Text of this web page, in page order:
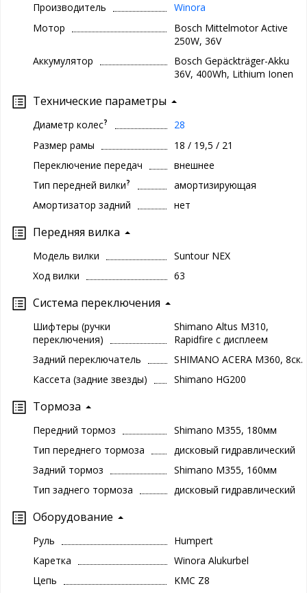
Производитель
Winora
Мотор
Bosch Mittelmotor Active
250W, 36V
Аккумулятор
Bosch Gepäckträger-Akku
36V, 400Wh, Lithium Ionen
Технические параметры
Диаметр колес?
28
Размер рамы
18 / 19,5 / 21
Переключение передач
внешнее
Тип передней вилки?
амортизирующая
Амортизатор задний
нет
Передняя вилка
Модель вилки
Suntour NEX
Ход вилки
63
Система переключения
Шифтеры (ручки
переключения)
Shimano Altus M310,
Rapidfire с дисплеем
Задний переключатель
SHIMANO ACERA M360, 8ск.
Кассета (задние звезды)
Shimano HG200
Тормоза
Передний тормоз
Shimano M355, 180мм
Тип переднего тормоза
дисковый гидравлический
Задний тормоз
Shimano M355, 160мм
Тип заднего тормоза
дисковый гидравлический
Оборудование
Руль
Humpert
Каретка
Winora Alukurbel
Цепь
KMC Z8